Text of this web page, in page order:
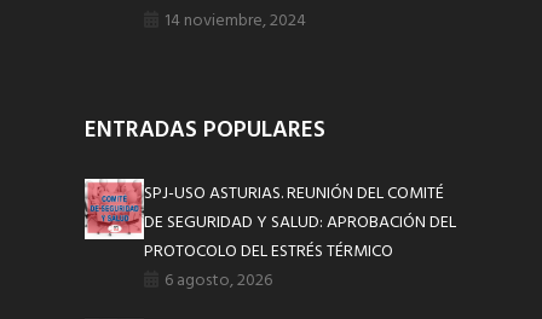
14 noviembre, 2024
ENTRADAS POPULARES
SPJ-USO ASTURIAS. REUNIÓN DEL COMITÉ
DE SEGURIDAD Y SALUD: APROBACIÓN DEL
PROTOCOLO DEL ESTRÉS TÉRMICO
6 agosto, 2026